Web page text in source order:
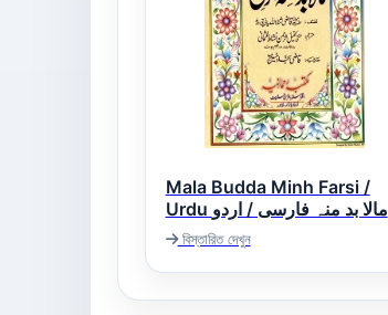
Mala Budda Minh Farsi /
Urdu مالا بد منہ فارسی / اردو
বিস্তারিত দেখুন